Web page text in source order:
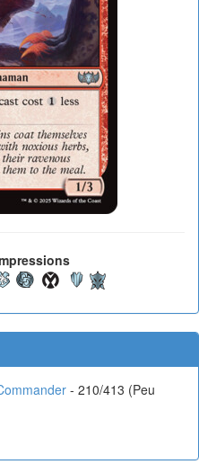
- 210/413 (Peu